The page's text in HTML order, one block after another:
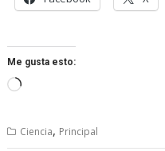
Me gusta esto:
Cargando...
Ciencia, Principal